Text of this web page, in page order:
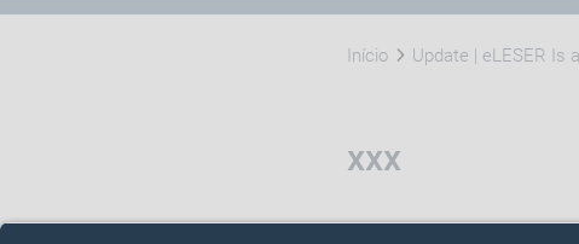
Início Update | eLESER Is
xxx
xxx